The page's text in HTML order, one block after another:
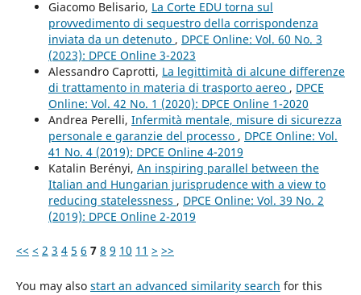
Giacomo Belisario, La Corte EDU torna sul
provvedimento di sequestro della corrispondenza
inviata da un detenuto , DPCE Online: Vol. 60 No. 3
(2023): DPCE Online 3-2023
Alessandro Caprotti, La legittimità di alcune differenze
di trattamento in materia di trasporto aereo , DPCE
Online: Vol. 42 No. 1 (2020): DPCE Online 1-2020
Andrea Perelli, Infermità mentale, misure di sicurezza
personale e garanzie del processo , DPCE Online: Vol.
41 No. 4 (2019): DPCE Online 4-2019
Katalin Berényi, An inspiring parallel between the
Italian and Hungarian jurisprudence with a view to
reducing statelessness , DPCE Online: Vol. 39 No. 2
(2019): DPCE Online 2-2019
<< < 2 3 4 5 6 7 8 9 10 11 > >>
You may also start an advanced similarity search for this